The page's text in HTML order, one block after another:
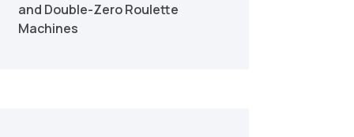
and Double-Zero Roulette
Machines